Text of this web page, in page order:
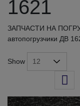
1621
ЗАПЧАСТИ НА
автопогрузчики ДВ
Show